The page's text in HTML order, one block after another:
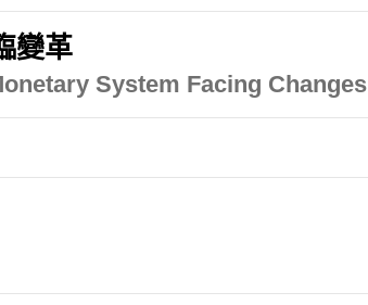
變革
System Facing Changes